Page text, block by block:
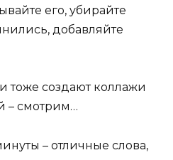
его, убирайте
добавляйте
тоже создают коллажи
– смотрим…
– отличные слова,